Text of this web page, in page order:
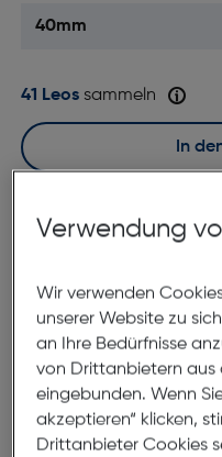
41 Leossammeln
In
7 bis 9 Werktage
Nach Hause liefern
Selbstabholung in
Verwendung
Wir verwenden
unserer Website zu
an Ihre Bedürfnisse
von Drittanbietern aus
eingebunden. Wenn
akzeptieren“ klicken,
Drittanbieter Cookies